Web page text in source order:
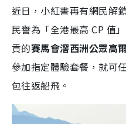
近日，小紅書再有網民解
民譽為「全港最高 CP 值
貢的賽馬會滘西洲公眾高
參加指定體驗套餐，就可
包往返船飛。